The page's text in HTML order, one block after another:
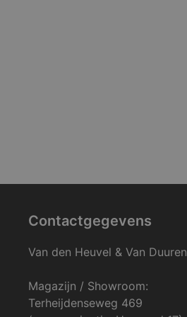
Contactgegevens
Van den Heuvel & Van Duuren
Magazijn / Showroom:
Terheijdenseweg 469